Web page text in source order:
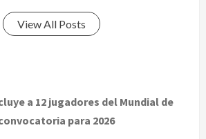
View All Posts
a 12 jugadores del Mundial de
para 2026